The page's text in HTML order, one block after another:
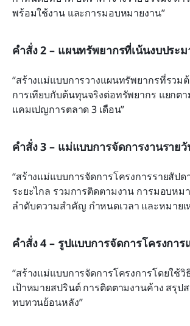
พร้อมใช้งาน และการมอบหมายงาน”
คำสั่ง 2 – แผนทรัพยากรที่เน้นงบประ
“สร้างแม่แบบการวางแผนทรัพยากรที่รว
การเทียบกับต้นทุนจริงต่อทรัพยากร แยกต
แคมเปญการตลาด 3 เดือน”
คำสั่ง 3 – แม่แบบการจัดการงานราย
“สร้างแม่แบบการจัดการโครงการรายสัป
ระยะไกล รวมการติดตามงาน การมอบหม
ลำดับความสำคัญ กำหนดเวลา และหมายเ
คำสั่ง 4 – รูปแบบการจัดการโครงกา
“สร้างแม่แบบการจัดการโครงการโดยใช้วิ
เป้าหมายสปรินต์ การติดตามงานค้าง สรุป
ทบทวนย้อนหลัง”